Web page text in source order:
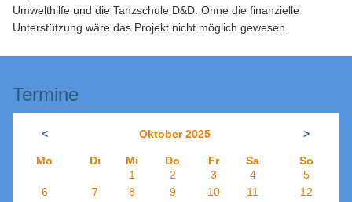
Umwelthilfe und die Tanzschule D&D. Ohne die finanzielle
Unterstützung wäre das Projekt nicht möglich gewesen.
Termine
< Oktober 2025 >
Mo Di Mi Do Fr Sa
So
1
2 3 4
5
6
7 8 9 10 11
12